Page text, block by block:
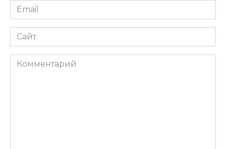
Email
*
Сайт
Комментарий